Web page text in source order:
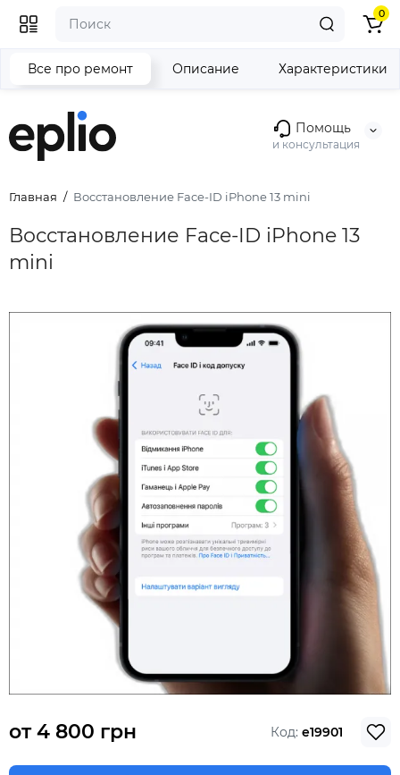
Помощь
и консультация
0
Главная Восстановление Face-ID iPhone 13 mini
Восстановление Face-ID iPhone 13
mini
Все про ремонт Описание Характеристики
от 4 800 грн Код: e19901